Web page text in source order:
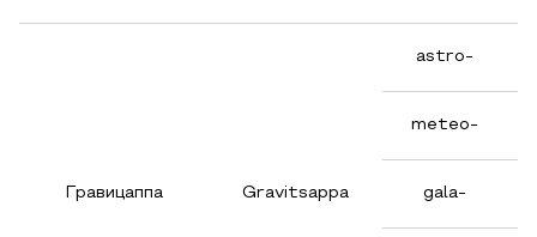
Гравицаппа Gravitsappa
astro-
meteo-
gala-